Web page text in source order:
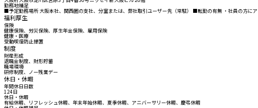
勤務地補足
■予定勤務場所 大阪本社、関西圏の支社、分室または、弊社取引ユーザー先（常駐） ■転勤の有無 ・社員の方
福利厚生
保険
健康保険、労災保険、厚生年金保険、雇用保険
健康・医療
受動喫煙防止措置
制度
財産形成
退職金制度、財形貯蓄
職場環境
研修制度、ノー残業デー
休日・休暇
年間休日日数
124日
休日・休暇
有給休暇、リフレッシュ休暇、年末年始休暇、夏季休暇、アニバーサリー休暇、慶弔休暇